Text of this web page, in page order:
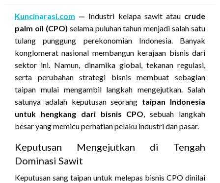
Kuncinarasi.com — Industri kelapa sawit atau crude
palm oil (CPO) selama puluhan tahun menjadi salah satu
tulang punggung perekonomian Indonesia. Banyak
konglomerat nasional membangun kerajaan bisnis dari
sektor ini. Namun, dinamika global, tekanan regulasi,
serta perubahan strategi bisnis membuat sebagian
taipan mulai mengambil langkah mengejutkan. Salah
satunya adalah keputusan seorang taipan Indonesia
untuk hengkang dari bisnis CPO, sebuah langkah
besar yang memicu perhatian pelaku industri dan pasar.
Keputusan Mengejutkan di Tengah
Dominasi Sawit
Keputusan sang taipan untuk melepas bisnis CPO dinilai